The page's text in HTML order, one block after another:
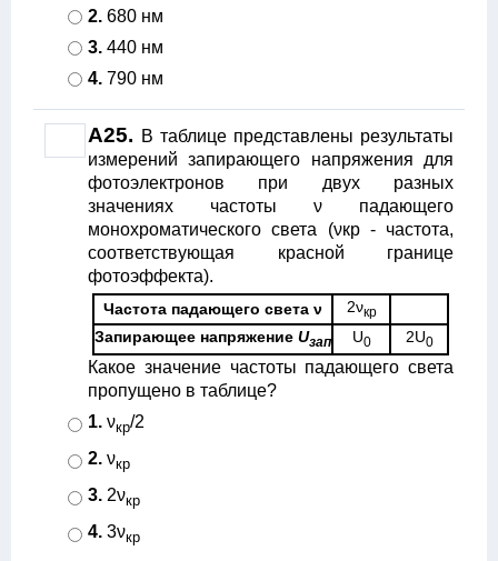
2. 680 нм
3. 440 нм
4. 790 нм
А25. В таблице представлены результаты
измерений запирающего напряжения для
фотоэлектронов при двух разных
значениях частоты ν падающего
монохроматического света (νкр - частота,
соответствующая красной границе
фотоэффекта).
Частота падающего света ν 2νкp
Запирающее напряжение Uзап U0 2U0
Какое значение частоты падающего света
пропущено в таблице?
1. νкp/2
2. νкp
3. 2νкp
4. 3νкp